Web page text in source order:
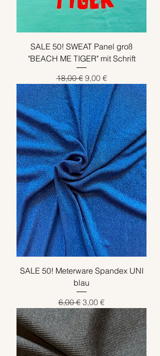
SALE 50! SWEAT Panel groß
"BEACH ME TIGER" mit Schrift
Standardpreis
18,00 € Sale-Preis
9,00 €
SALE 50! Meterware Spandex UNI
blau
Standardpreis
6,00 € Sale-Preis
3,00 €